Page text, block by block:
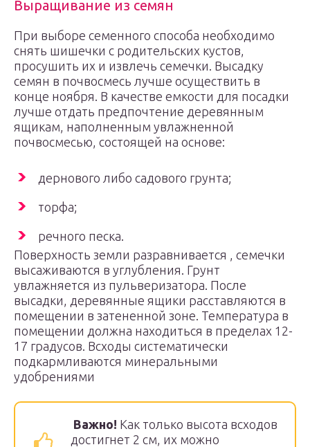
Выращивание из семян
При выборе семенного способа необходимо
снять шишечки с родительских кустов,
просушить их и извлечь семечки. Высадку
семян в почвосмесь лучше осуществить в
конце ноября. В качестве емкости для посадки
лучше отдать предпочтение деревянным
ящикам, наполненным увлажненной
почвосмесью, состоящей на основе:
дернового либо садового грунта;
торфа;
речного песка.
Поверхность земли разравнивается , семечки
высаживаются в углубления. Грунт
увлажняется из пульверизатора. После
высадки, деревянные ящики расставляются в
помещении в затененной зоне. Температура в
помещении должна находиться в пределах 12-
17 градусов. Всходы систематически
подкармливаются минеральными
удобрениями
Важно! Как только высота всходов
достигнет 2 см, их можно